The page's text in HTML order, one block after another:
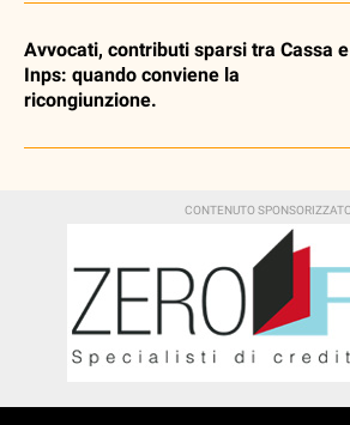
Avvocati, contributi sparsi tra Cassa e
Inps: quando conviene la
ricongiunzione.